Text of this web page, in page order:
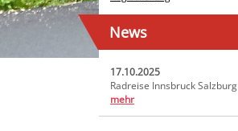
News
17.10.2025
Radreise Innsbruck Salzburg
mehr